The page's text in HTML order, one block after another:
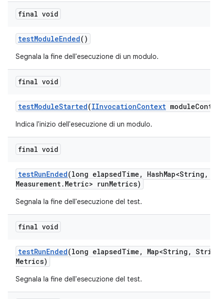
final void
testModuleEnded()
Segnala la fine dell'esecuzione di un modulo.
final void
testModuleStarted(IInvocationContext module
Indica l'inizio dell'esecuzione di un modulo.
final void
testRunEnded(long elapsedTime , HashMap<String ,
Measurement. Metric> runMetrics)
Segnala la fine dell'esecuzione del test.
final void
testRunEnded(long elapsedTime , Map<String ,
Metrics)
Segnala la fine dell'esecuzione del test.